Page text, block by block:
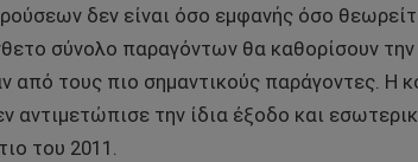
δεν είναι όσο εμφανής όσο
σύνολο παραγόντων θα καθορίσουν την
από τους πιο σημαντικούς παράγοντες. Η
αντιμετώπισε την ίδια έξοδο και
του 2011.